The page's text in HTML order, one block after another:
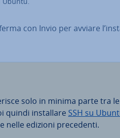
con Invio per avviare
solo in minima parte tra le
quindi in­stal­la­re SSH su
nelle edizioni pre­ce­den­ti.